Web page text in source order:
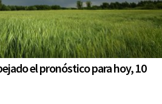
el pronóstico para hoy, 10